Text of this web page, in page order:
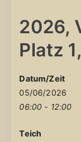
2026,
Platz
Datum/Zeit
05/06/2026
06:00 - 12:00
Teich